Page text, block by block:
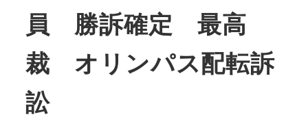
員 勝訴確定 最高
裁 オリンパス配転訴
訟